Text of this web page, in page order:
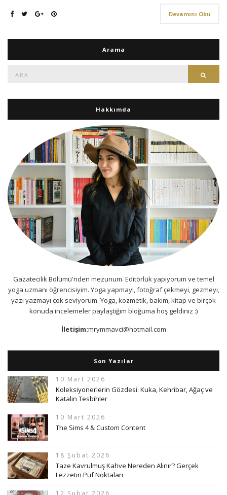
Devamını Oku
Arama
Hakkımda
Gazatecilik Bölümü'nden mezunum. Editörlük yapıyorum ve temel
yoga uzmanı öğrencisiyim. Yoga yapmayı, fotoğraf çekmeyi, gezmeyi,
yazı yazmayı çok seviyorum. Yoga, kozmetik, bakım, kitap ve birçok
konuda incelemeler paylaştığım bloğuma hoş geldiniz :)
İletişim:mrymmavci@hotmail.com
Son Yazılar
10 Mart 2026
Koleksiyonerlerin Gözdesi: Kuka, Kehribar, Ağaç ve
Katalin Tesbihler
10 Mart 2026
The Sims 4 & Custom Content
18 Şubat 2026
Taze Kavrulmuş Kahve Nereden Alınır? Gerçek
Lezzetin Püf Noktaları
12 Şubat 2026